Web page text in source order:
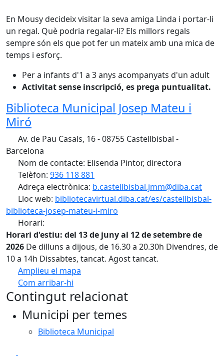
En Mousy decideix visitar la seva amiga Linda i portar-li
un regal. Què podria regalar-li? Els millors regals
sempre són els que pot fer un mateix amb una mica de
temps i esforç.
Per a infants d'1 a 3 anys acompanyats d'un adult
Activitat sense inscripció, es prega puntualitat.
Biblioteca Municipal Josep Mateu i
Miró
Av. de Pau Casals, 16 - 08755 Castellbisbal -
Barcelona
Nom de contacte: Elisenda Pintor, directora
Telèfon: 936 118 881
Adreça electrònica: b.castellbisbal.jmm@diba.cat
Lloc web: bibliotecavirtual.diba.cat/es/castellbisbal-
biblioteca-josep-mateu-i-miro
Horari:
Horari d'estiu: del 13 de juny al 12 de setembre de
2026 De dilluns a dijous, de 16.30 a 20.30h Divendres, de
10 a 14h Dissabtes, tancat. Agost tancat.
Amplieu el mapa
Com arribar-hi
+
Contingut relacionat
Municipi per temes
Biblioteca Municipal